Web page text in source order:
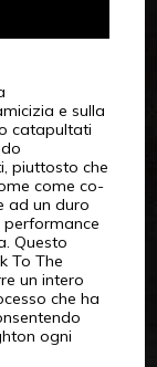
e sulla
catapultati
piuttosto che
come co-
ad un duro
Questo
To The
un intero
che ha
ogni